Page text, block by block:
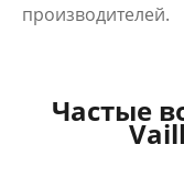
производителей.
Частые